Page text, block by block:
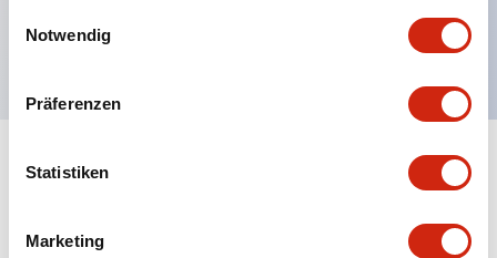
Notwendig
Präferenzen
Statistiken
Marketing
Schutzart IP65 (IEC60529)
Dokumente und Dateien